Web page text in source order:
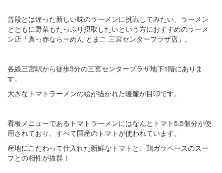
普段とは違った新しい味のラーメンに挑戦してみたい、ラーメン
とともに野菜もたっぷり摂取したいという方におすすめのラーメ
ン店「真っ赤ならーめん とまこ 三宮センタープラザ店」。
各線三宮駅から徒歩3分の三宮センタープラザ地下1階にありま
す。
大きなトマトラーメンの絵が描かれた暖簾が目印です。
看板メニューであるトマトラーメンにはなんとトマト5.5個分が使
用されており、すべて国産のトマトが使われています。
産地にこだわって仕入れた新鮮なトマトと、鶏ガラベースのスー
プとの相性が抜群！